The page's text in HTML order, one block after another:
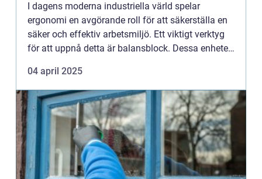
I dagens moderna industriella värld spelar
ergonomi en avgörande roll för att säkerställa en
säker och effektiv arbetsmiljö. Ett viktigt verktyg
för att uppnå detta är balansblock. Dessa enheter
04 april 2025